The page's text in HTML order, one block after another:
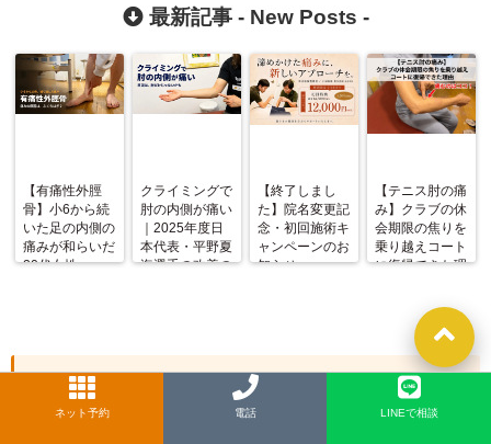
LINE
でした！」
ス腱炎は治るの
選手
最新記事 - New Posts -
【有痛性外脛
骨】小6から続
いた足の内側の
痛みが和らいだ
20代女性
クライミングで
肘の内側が痛い
｜2025年度日
本代表・平野夏
海選手の改善の
【終了しまし
た】院名変更記
念・初回施術キ
ャンペーンのお
知らせ
【テニス肘の痛
み】クラブの休
会期限の焦りを
乗り越えコート
に復帰できた理
新着記事一覧
ネット予約 電話 LINEで相談